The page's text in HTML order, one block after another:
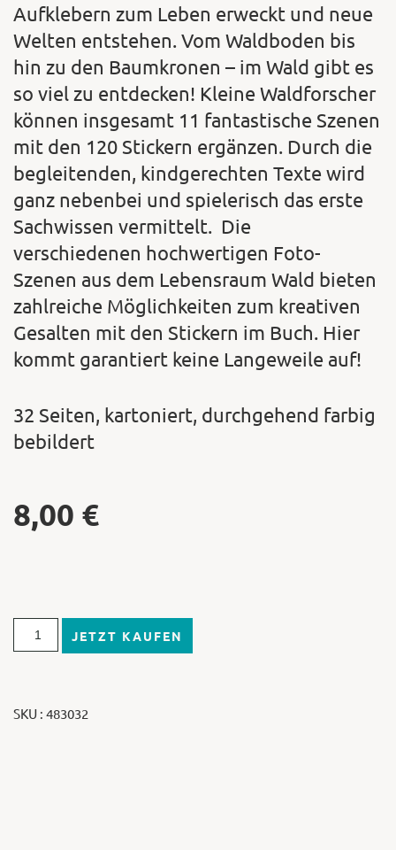
Aufklebern zum Leben erweckt und neue
Welten entstehen. Vom Waldboden bis
hin zu den Baumkronen – im Wald gibt es
so viel zu entdecken! Kleine Waldforscher
können insgesamt 11 fantastische Szenen
mit den 120 Stickern ergänzen. Durch die
begleitenden, kindgerechten Texte wird
ganz nebenbei und spielerisch das erste
Sachwissen vermittelt. Die
verschiedenen hochwertigen Foto-
Szenen aus dem Lebensraum Wald bieten
zahlreiche Möglichkeiten zum kreativen
Gesalten mit den Stickern im Buch. Hier
kommt garantiert keine Langeweile auf!
32 Seiten, kartoniert, durchgehend farbig
bebildert
8,00 €
JETZT KAUFEN
SKU : 483032